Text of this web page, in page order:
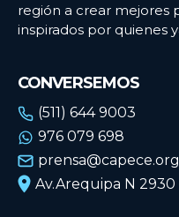
región a crear mejores
inspirados por quienes
CONVERSEMOS
(511) 644 9003
976 079 698
Av.Arequipa N 2930